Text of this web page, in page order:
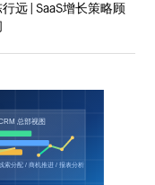
行远 | SaaS增长策略顾